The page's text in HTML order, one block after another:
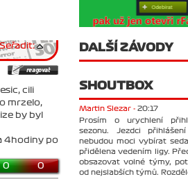
Seřadit:
cili
mrzelo,
by byl
4hodiny po
0 0
DALŠÍ ZÁVODY
SHOUTBOX
Martin Slezar - 20:17
Prosím o urychlení
sezonu. Jezdci
nebudou moci vybírat
přidělena vedením ligy.
obsazovat volné týmy,
od nejslabších týmů.